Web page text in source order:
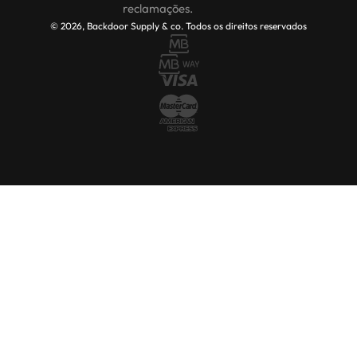
reclamações.
© 2026, Backdoor Supply & co. Todos os direitos reservados